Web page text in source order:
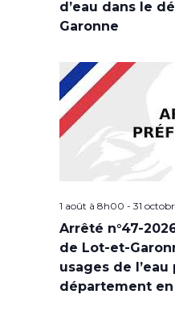
d’eau dans le
Garonne
1 août à 8h00 - 31
Arrêté n°47-
de Lot-et-
usages de
département en